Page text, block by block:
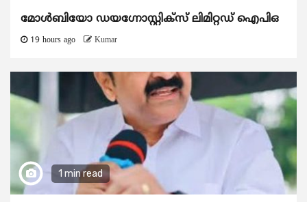
മോൾബിയോ ഡയഗ്നോസ്റ്റിക്സ് ലിമിറ്റഡ് ഐപിഒ
19 hours ago Kumar
1 min read